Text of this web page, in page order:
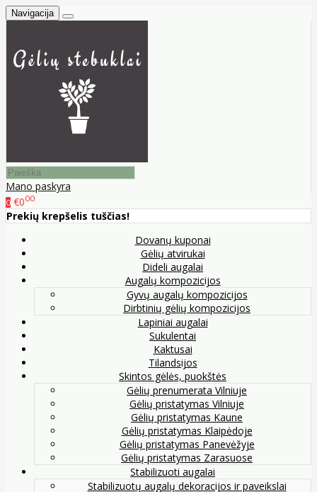
Navigacija
Mano paskyra
0 €000
Prekių krepšelis tuščias!
Dovanų kuponai
Gėlių atvirukai
Dideli augalai
Augalų kompozicijos
Gyvų augalų kompozicijos
Dirbtinių gėlių kompozicijos
Lapiniai augalai
Sukulentai
Kaktusai
Tilandsijos
Skintos gėlės, puokštės
Gėlių prenumerata Vilniuje
Gėlių pristatymas Vilniuje
Gėlių pristatymas Kaune
Gėlių pristatymas Klaipėdoje
Gėlių pristatymas Panevėžyje
Gėlių pristatymas Zarasuose
Stabilizuoti augalai
Stabilizuotų augalų dekoracijos ir paveikslai